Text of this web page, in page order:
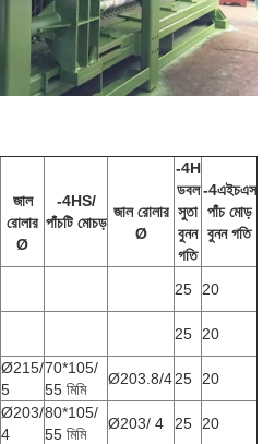
জাল
রোলার
Ø
-4HS/
পাঁচটি মোচড়
জাল রোলার
Ø
-4H
ডবল
সুতা
বুনন
গতি
-4এইচএস
পাঁচ মোড়
বুনন গতি
25
20
25
20
Ø215/
5
70*105/
55 মিমি
Ø203.8/425
20
Ø203/
4
80*105/
55 মিমি
Ø203/ 4 25
20